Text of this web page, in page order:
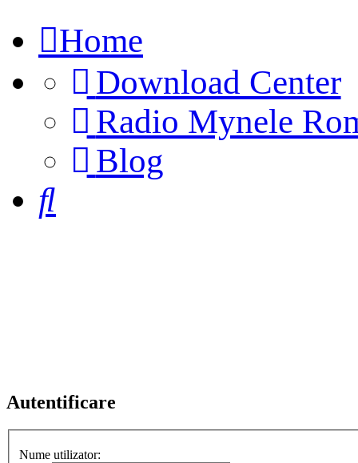
Home
Download Center
Radio Mynele
Blognew
Autentificare
Nume utilizator: